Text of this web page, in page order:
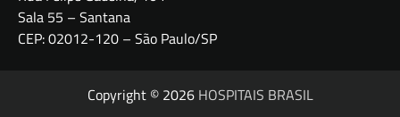
Sala 55 – Santana
CEP: 02012-120 – São Paulo/SP
Copyright © 2026 HOSPITAIS BRASIL